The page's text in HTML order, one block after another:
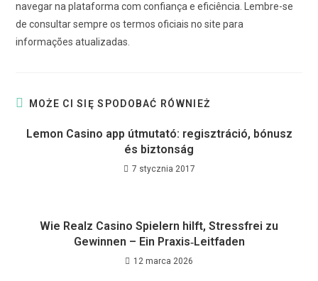
navegar na plataforma com confiança e eficiência. Lembre-se
de consultar sempre os termos oficiais no site para
informações atualizadas.
MOŻE CI SIĘ SPODOBAĆ RÓWNIEŻ
Lemon Casino app útmutató: regisztráció, bónusz
és biztonság
7 stycznia 2017
Wie Realz Casino Spielern hilft, Stressfrei zu
Gewinnen – Ein Praxis‑Leitfaden
12 marca 2026